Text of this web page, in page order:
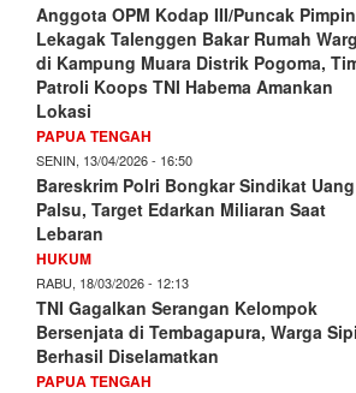
Anggota OPM Kodap III/Puncak
Lekagak Talenggen Bakar Rumah
di Kampung Muara Distrik Pogoma,
Patroli Koops TNI Habema Amankan
Lokasi
PAPUA TENGAH
SENIN, 13/04/2026 - 16:50
Bareskrim Polri Bongkar Sindikat Uang
Palsu, Target Edarkan Miliaran Saat
Lebaran
HUKUM
RABU, 18/03/2026 - 12:13
TNI Gagalkan Serangan Kelompok
Bersenjata di Tembagapura, Warga
Berhasil Diselamatkan
PAPUA TENGAH